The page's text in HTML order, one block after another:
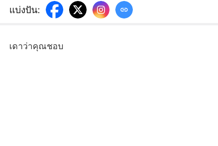
ครอบครัวของเธอทั้งสามคนอีกครั้งอย่างอบอุ่น
แบ่งปัน:
เดาว่าคุณชอบ